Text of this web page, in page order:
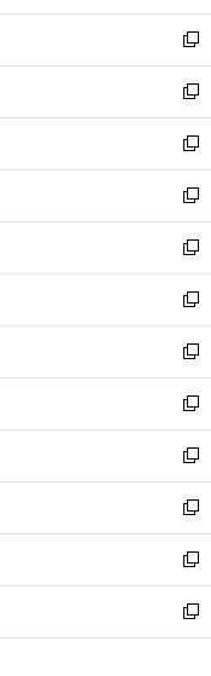
開
く
ウ
で
開
く
ン
ド
ウ
で
開
く
ウ
ィ
ン
ド
ウ
で
開
く
新
し
い
ウ
ィ
ン
ド
ウ
で
開
く
新
し
い
ウ
ィ
ン
ド
ウ
で
開
く
新
し
い
ウ
ィ
ン
ド
ウ
で
開
く
新
し
い
ウ
ィ
ン
ド
ウ
で
開
く
新
し
い
ウ
ィ
ン
ド
ウ
で
開
く
新
し
い
ウ
ィ
ン
ド
ウ
で
開
く
新
し
い
ウ
ィ
ン
ド
ウ
で
開
く
新
し
い
ウ
ィ
ン
ド
ウ
で
開
新
し
い
ウ
ィ
ン
ド
ウ
新
し
い
ウ
ィ
ン
新
し
い
ウ
新
し